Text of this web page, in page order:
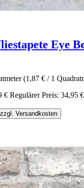
Eye
(1,87 € / 1
€ Regulärer Preis: 34,95 €
Versandkosten